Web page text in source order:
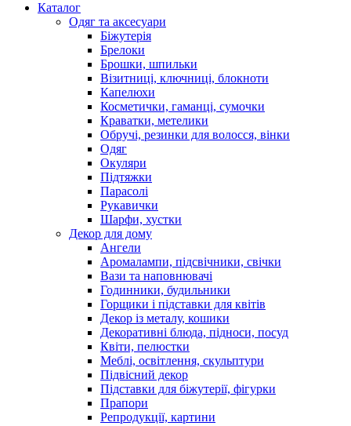
Каталог
Oдяг та аксесуари
Біжутерія
Брелоки
Брошки, шпильки
Візитниці, ключниці, блокноти
Капелюхи
Косметички, гаманці, сумочки
Краватки, метелики
Обручі, резинки для волосся, вінки
Одяг
Окуляри
Підтяжки
Парасолі
Рукавички
Шарфи, хустки
Декор для дому
Ангели
Аромалампи, підсвічники, свічки
Вази та наповнювачі
Годинники, будильники
Горщики і підставки для квітів
Декор із металу, кошики
Декоративні блюда, підноси, посуд
Квіти, пелюстки
Меблі, освітлення, скульптури
Підвісний декор
Підставки для біжутерії, фігурки
Прапори
Репродукції, картини